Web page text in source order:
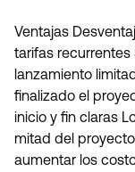
Ventajas
tarifas
lanzamiento
finalizado el
inicio y fin claras
mitad del
aumentar los